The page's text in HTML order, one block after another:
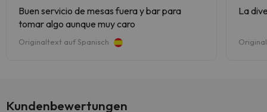
Buen servicio de mesas fuera y bar para
tomar algo aunque muy caro
Originaltext auf Spanisch
La
Kundenbewertungen